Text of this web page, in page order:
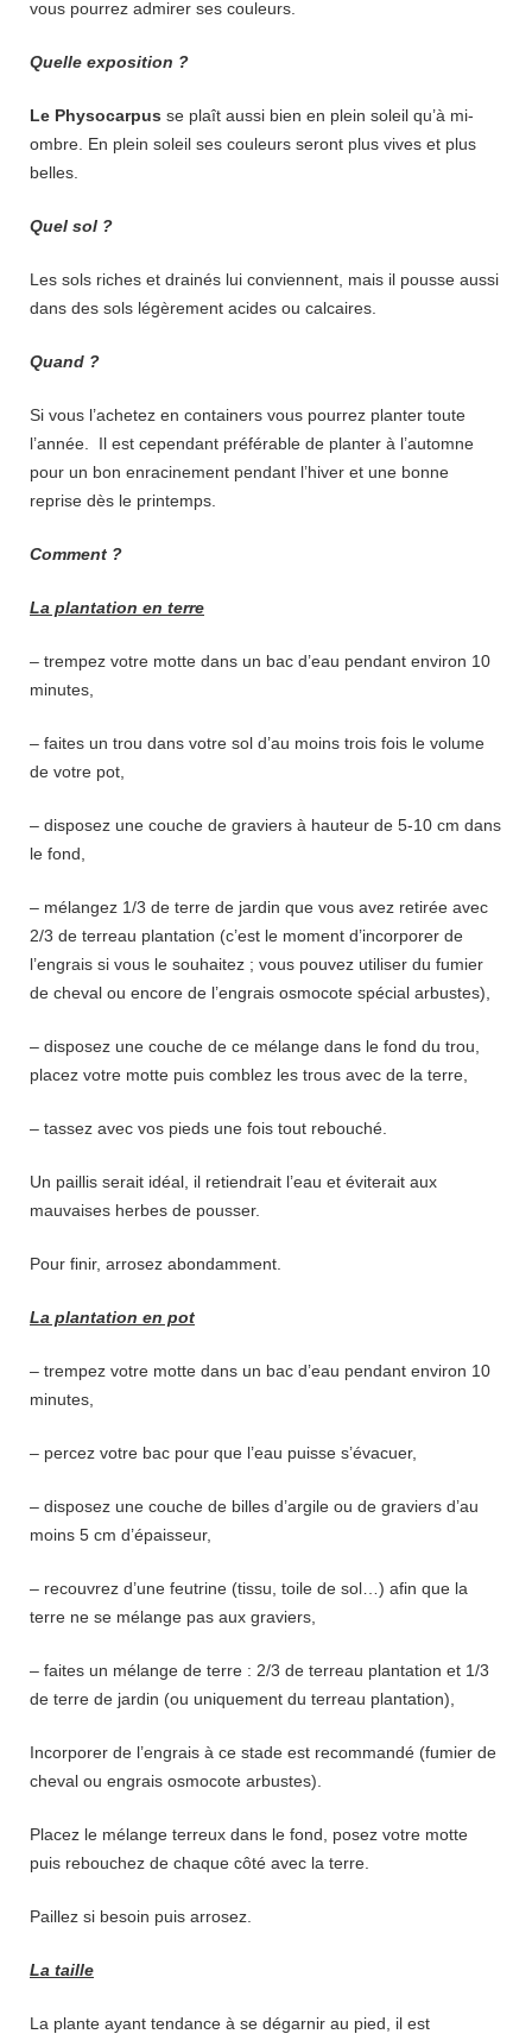
vous pourrez admirer ses couleurs.
Quelle exposition ?
Le Physocarpus se plaît aussi bien en plein soleil qu’à mi-
ombre. En plein soleil ses couleurs seront plus vives et plus
belles.
Quel sol ?
Les sols riches et drainés lui conviennent, mais il pousse aussi
dans des sols légèrement acides ou calcaires.
Quand ?
Si vous l’achetez en containers vous pourrez planter toute
l’année. Il est cependant préférable de planter à l’automne
pour un bon enracinement pendant l’hiver et une bonne
reprise dès le printemps.
Comment ?
La plantation en terre
– trempez votre motte dans un bac d’eau pendant environ 10
minutes,
– faites un trou dans votre sol d’au moins trois fois le volume
de votre pot,
– disposez une couche de graviers à hauteur de 5-10 cm dans
le fond,
– mélangez 1/3 de terre de jardin que vous avez retirée avec
2/3 de terreau plantation (c’est le moment d’incorporer de
l’engrais si vous le souhaitez ; vous pouvez utiliser du fumier
de cheval ou encore de l’engrais osmocote spécial arbustes),
– disposez une couche de ce mélange dans le fond du trou,
placez votre motte puis comblez les trous avec de la terre,
– tassez avec vos pieds une fois tout rebouché.
Un paillis serait idéal, il retiendrait l’eau et éviterait aux
mauvaises herbes de pousser.
Pour finir, arrosez abondamment.
La plantation en pot
– trempez votre motte dans un bac d’eau pendant environ 10
minutes,
– percez votre bac pour que l’eau puisse s’évacuer,
– disposez une couche de billes d’argile ou de graviers d’au
moins 5 cm d’épaisseur,
– recouvrez d’une feutrine (tissu, toile de sol…) afin que la
terre ne se mélange pas aux graviers,
– faites un mélange de terre : 2/3 de terreau plantation et 1/3
de terre de jardin (ou uniquement du terreau plantation),
Incorporer de l’engrais à ce stade est recommandé (fumier de
cheval ou engrais osmocote arbustes).
Placez le mélange terreux dans le fond, posez votre motte
puis rebouchez de chaque côté avec la terre.
Paillez si besoin puis arrosez.
La taille
La plante ayant tendance à se dégarnir au pied, il est